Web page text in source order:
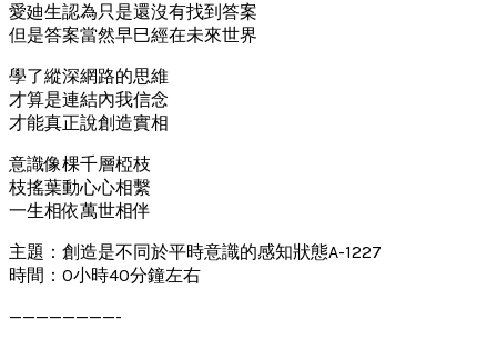
愛廸生認為只是還沒有找到答案
但是答案當然早巳經在未來世界
學了縱深網路的思維
才算是連結內我信念
才能真正說創造實相
意識像棵千層椏枝
枝搖葉動心心相繫
一生相依萬世相伴
主題：創造是不同於平時意識的感知狀態A-1227
時間：0小時40分鐘左右
————————-